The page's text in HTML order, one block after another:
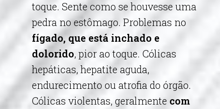
toque. Sente como se houvesse uma
pedra no estômago. Problemas no
fígado, que está inchado e
dolorido, pior ao toque. Cólicas
hepáticas, hepatite aguda,
endurecimento ou atrofia do órgão.
Cólicas violentas, geralmente com